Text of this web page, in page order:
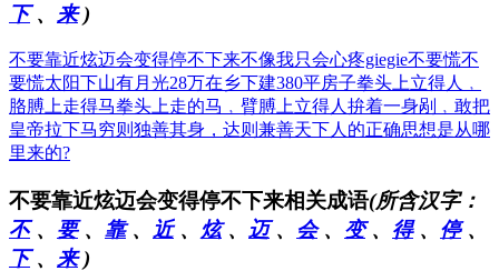
下、 来)
不要靠近炫迈会变得停不下来不像我只会心疼giegie不要慌不
要慌太阳下山有月光28万在乡下建380平房子拳头上立得人﹐
胳膊上走得马拳头上走的马﹐臂膊上立得人 拚着一身剐﹐敢把
皇帝拉下马穷则独善其身，达则兼善天下人的正确思想是从哪
里来的?
不要靠近炫迈会变得停不下来相关成语(所含汉字：
不、 要、 靠、 近、 炫、 迈、 会、 变、 得、 停、
下、 来)